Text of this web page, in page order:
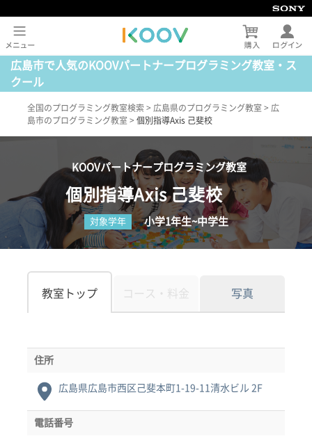
広島市で人気のKOOVパートナープログラミング教室・ス
クール
全国のプログラミング教室検索 > 広島県のプログラミング教室 > 広
島市のプログラミング教室 > 個別指導Axis 己斐校
KOOVパートナープログラミング教室
個別指導Axis 己斐校
対象学年 小学1年生~中学生
教室トップ コース・料金 写真
住所
広島県広島市西区己斐本町1-19-11清水ビル 2F
電話番号